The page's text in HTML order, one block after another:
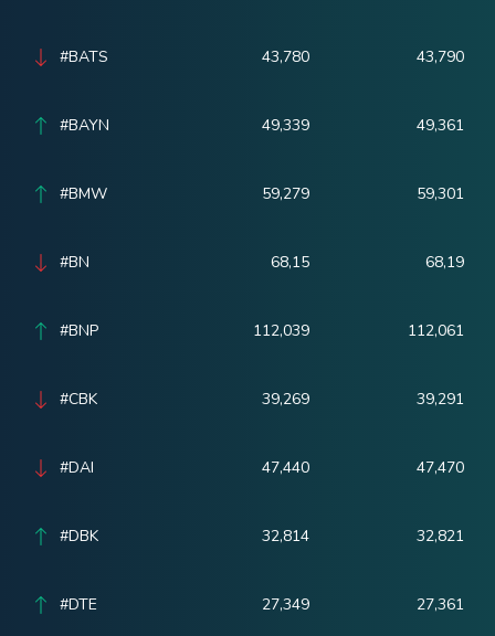
#BATS 43,780 43,790
#BAYN 49,339 49,361
#BMW 59,279 59,301
#BN 68,15 68,19
#BNP 112,039 112,061
#CBK 39,269 39,291
#DAI 47,440 47,470
#DBK 32,814 32,821
#DTE 27,349 27,361